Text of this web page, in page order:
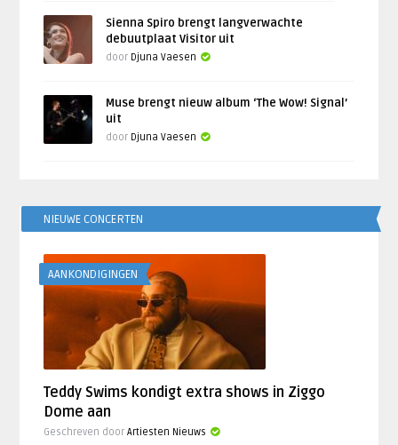
Sienna Spiro brengt langverwachte
debuutplaat Visitor uit
door Djuna Vaesen
Muse brengt nieuw album ‘The Wow! Signal’
uit
door Djuna Vaesen
NIEUWE CONCERTEN
AANKONDIGINGEN
Teddy Swims kondigt extra shows in Ziggo
Dome aan
Geschreven doorArtiesten Nieuws